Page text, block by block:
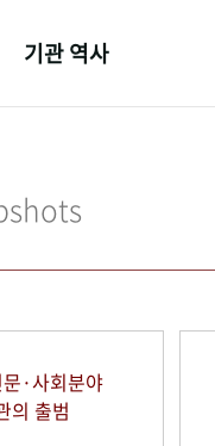
기관 역사
기관 변천사
·사회분야
의 출범